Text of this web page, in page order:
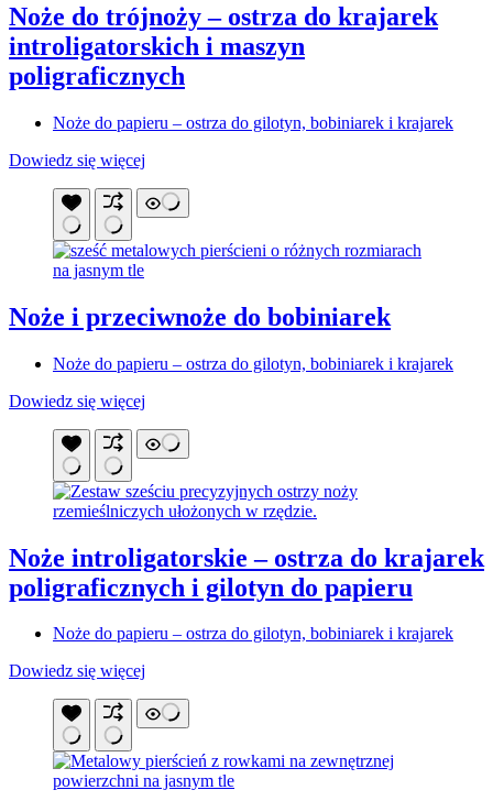
Noże do trójnoży – ostrza do krajarek
introligatorskich i maszyn
poligraficznych
Noże do papieru – ostrza do gilotyn, bobiniarek i krajarek
Dowiedz się więcej
Noże i przeciwnoże do bobiniarek
Noże do papieru – ostrza do gilotyn, bobiniarek i krajarek
Dowiedz się więcej
Noże introligatorskie – ostrza do krajarek
poligraficznych i gilotyn do papieru
Noże do papieru – ostrza do gilotyn, bobiniarek i krajarek
Dowiedz się więcej